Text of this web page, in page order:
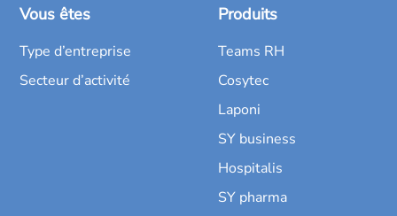
Vous êtes
Type d’entreprise
Secteur d’activité
Produits
Teams RH
Cosytec
Laponi
SY business
Hospitalis
SY pharma